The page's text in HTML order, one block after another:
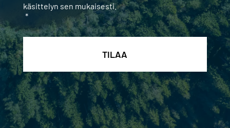
käsittelyn sen mukaisesti.
*